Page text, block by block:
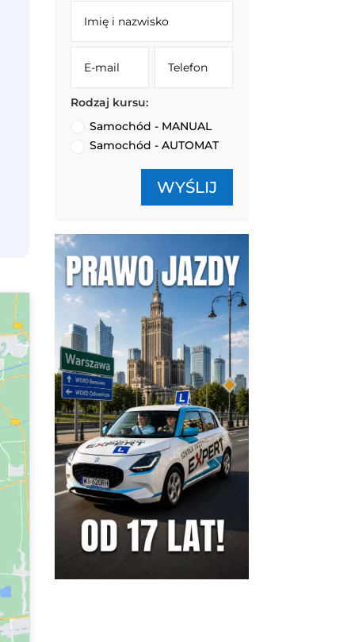
Rodzaj kursu:
Samochód - MANUAL
Samochód - AUTOMAT
WYŚLIJ